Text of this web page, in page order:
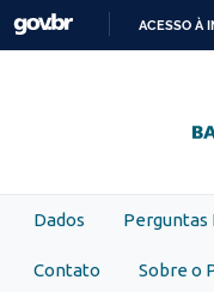
Skip to main content
ACESSO À
Dados Perguntas
Contato Sobre o